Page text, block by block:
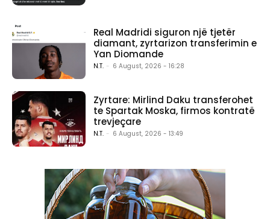
Real Madridi siguron një tjetër
diamant, zyrtarizon transferimin e
Yan Diomande
N.T. - 6 August, 2026 - 16:28
Zyrtare: Mirlind Daku transferohet
te Spartak Moska, firmos kontratë
trevjeçare
N.T. - 6 August, 2026 - 13:49